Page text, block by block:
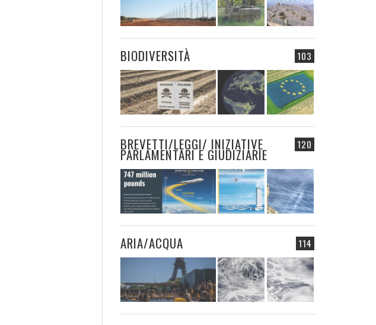
103
BIODIVERSITÀ
120
BREVETTI/LEGGI/ INIZIATIVE
PARLAMENTARI E GIUDIZIARIE
114
ARIA/ACQUA